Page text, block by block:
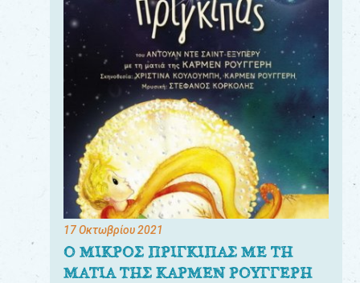
17 Οκτωβρίου 2021
Ο ΜΙΚΡΟΣ ΠΡΙΓΚΙΠΑΣ ΜΕ ΤΗ
ΜΑΤΙΑ ΤΗΣ ΚΑΡΜΕΝ ΡΟΥΓΓΕΡΗ